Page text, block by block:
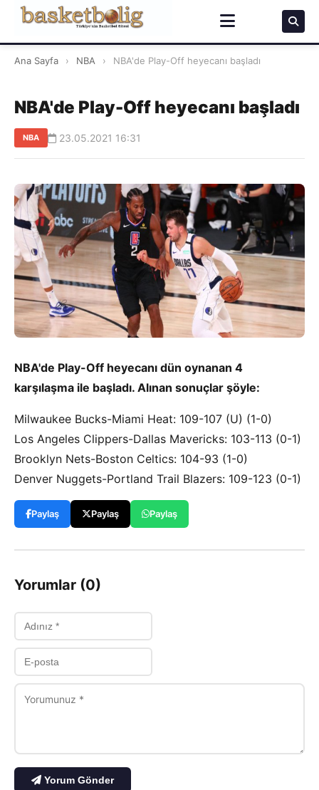
Ana Sayfa › NBA › NBA'de Play-Off heyecanı başladı
NBA'de Play-Off heyecanı başladı
NBA 23.05.2021 16:31
NBA'de Play-Off heyecanı dün oynanan 4
karşılaşma ile başladı. Alınan sonuçlar şöyle:
Milwaukee Bucks-Miami Heat: 109-107 (U) (1-0)
Los Angeles Clippers-Dallas Mavericks: 103-113 (0-1)
Brooklyn Nets-Boston Celtics: 104-93 (1-0)
Denver Nuggets-Portland Trail Blazers: 109-123 (0-1)
Paylaş Paylaş Paylaş
Yorumlar (0)
Yorum Gönder